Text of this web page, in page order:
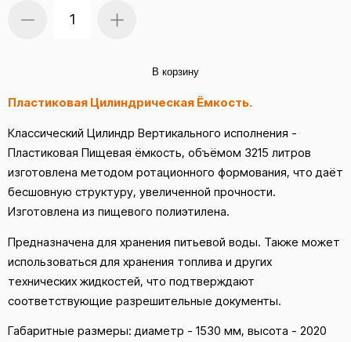
В корзину
Пластиковая Цилиндрическая Ёмкость.
Классический Цилиндр Вертикального исполнения -
Пластиковая Пищевая ёмкость, объёмом 3215 литров
изготовлена методом ротационного формования, что даёт
бесшовную структуру, увеличенной прочности.
Изготовлена из пищевого полиэтилена.
Предназначена для хранения питьевой воды. Также может
использоваться для хранения топлива и других
технических жидкостей, что подтверждают
соответствующие разрешительные документы.
Габаритные размеры: диаметр - 1530 мм, высота - 2020